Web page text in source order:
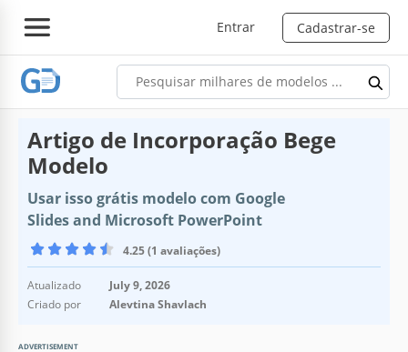
Entrar Cadastrar-se
Artigo de Incorporação Bege
Modelo
Usar isso grátis modelo com Google
Slides and Microsoft PowerPoint
4.25 (1 avaliações)
Atualizado
July 9, 2026
Criado por
Alevtina Shavlach
ADVERTISEMENT